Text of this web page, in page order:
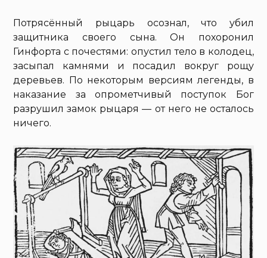
Потрясённый рыцарь осознал, что убил
защитника своего сына. Он похоронил
Гинфорта с почестями: опустил тело в колодец,
засыпал камнями и посадил вокруг рощу
деревьев. По некоторым версиям легенды, в
наказание за опрометчивый поступок Бог
разрушил замок рыцаря — от него не осталось
ничего.